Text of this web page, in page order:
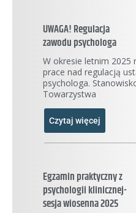
UWAGA! Regulacja
zawodu psychologa
W okresie letnim 2025
prace nad regulacją
psychologa.
Towarzystwa
Czytaj więcej
Egzamin praktyczny z
psychologii klinicznej-
sesja wiosenna 2025